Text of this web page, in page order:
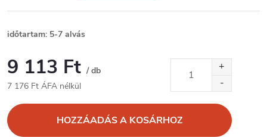
időtartam: 5-7 alvás
9 113 Ft / db
7 176 Ft ÁFA nélkül
HOZZÁADÁS A KOSÁRHOZ